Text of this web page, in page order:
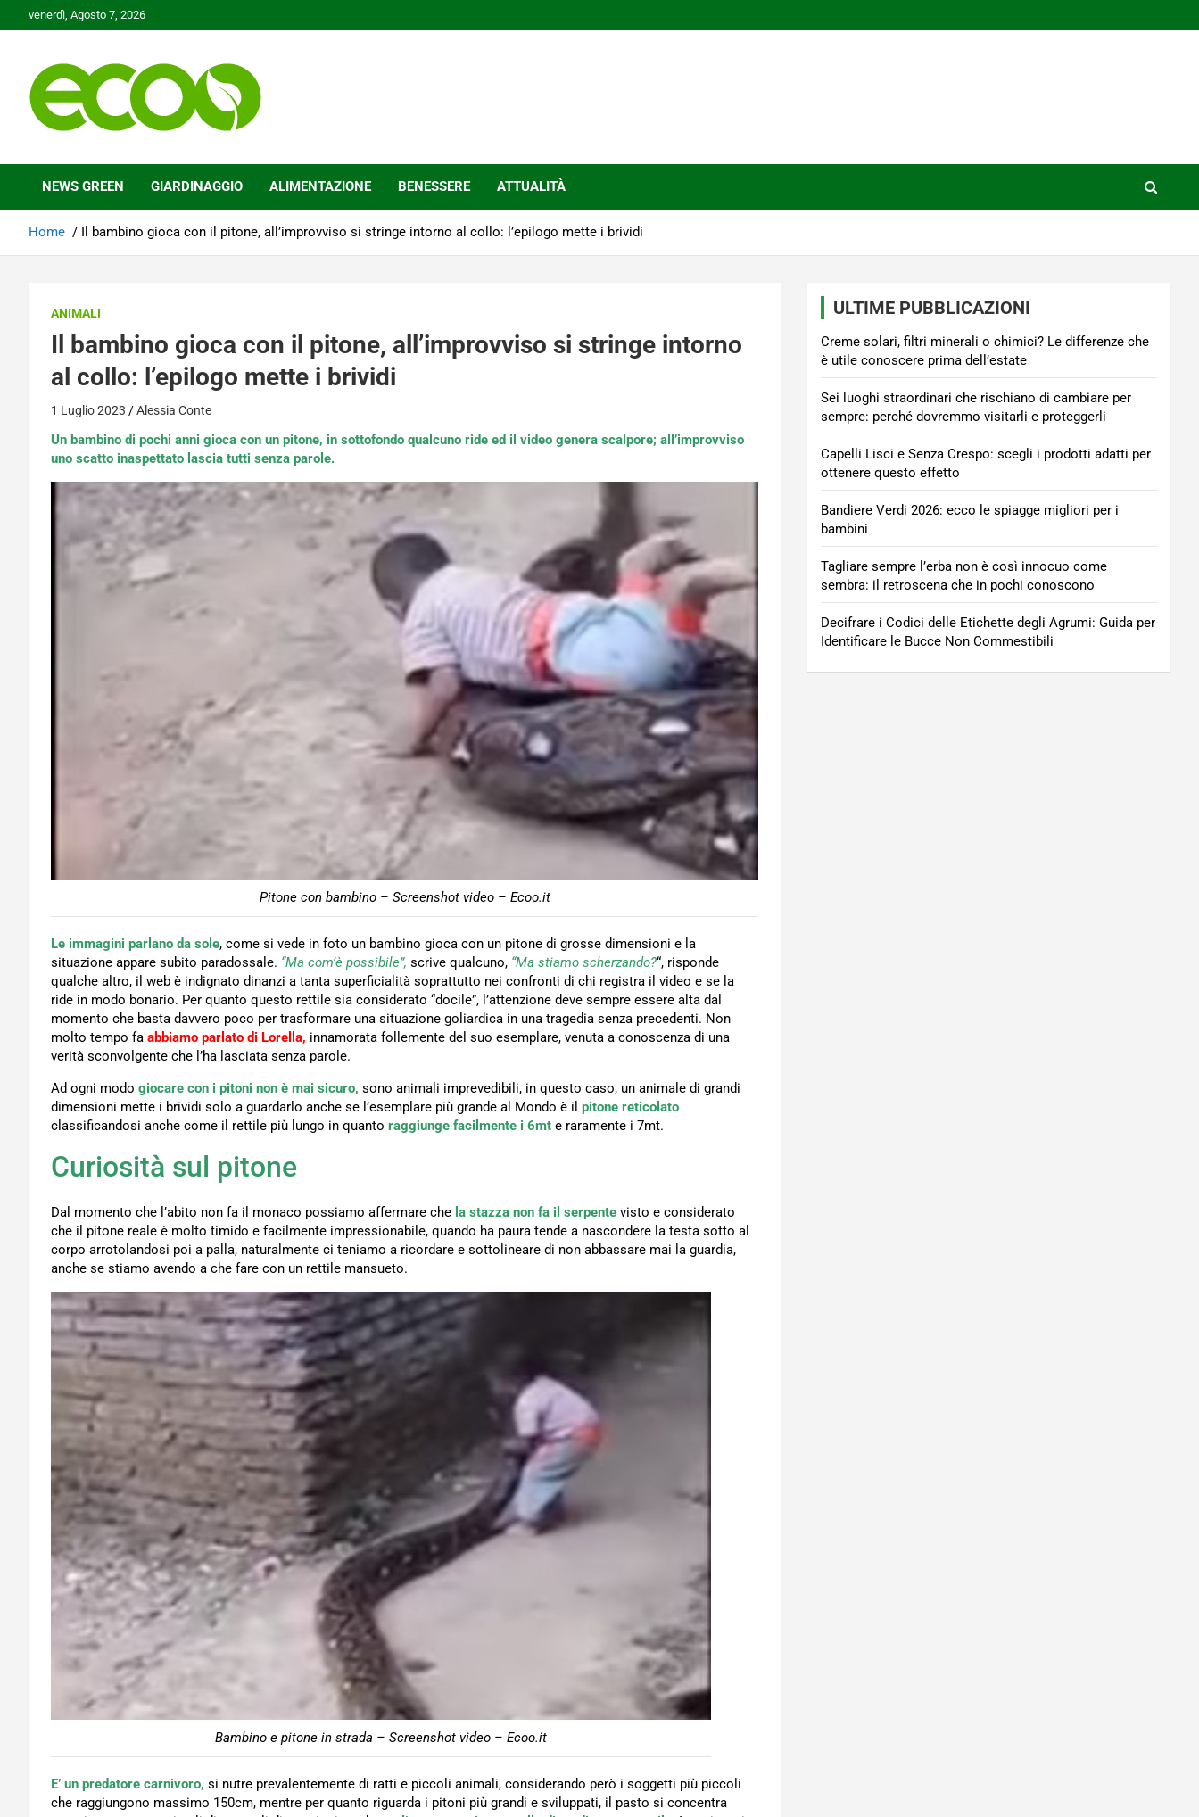
to
venerdì, Agosto 7, 2026
Ecoo.it
NEWS GREEN GIARDINAGGIO ALIMENTAZIONE BENESSERE ATTUALITÀ
Home Il bambino gioca con il pitone, all’improvviso si stringe intorno al collo: l’epilogo mette i brividi
ANIMALI
Il bambino gioca con il pitone, all’improvviso si stringe intorno
al collo: l’epilogo mette i brividi
1 Luglio 2023 Alessia Conte
Un bambino di pochi anni gioca con un pitone, in sottofondo qualcuno ride ed il video genera scalpore; all’improvviso
uno scatto inaspettato lascia tutti senza parole.
Pitone con bambino – Screenshot video – Ecoo.it
Le immagini parlano da sole, come si vede in foto un bambino gioca con un pitone di grosse dimensioni e la
situazione appare subito paradossale. “Ma com’è possibile”, scrive qualcuno, “Ma stiamo scherzando?“, risponde
qualche altro, il web è indignato dinanzi a tanta superficialità soprattutto nei confronti di chi registra il video e se la
ride in modo bonario. Per quanto questo rettile sia considerato “docile”, l’attenzione deve sempre essere alta dal
momento che basta davvero poco per trasformare una situazione goliardica in una tragedia senza precedenti. Non
molto tempo fa abbiamo parlato di Lorella, innamorata follemente del suo esemplare, venuta a conoscenza di una
verità sconvolgente che l’ha lasciata senza parole.
Ad ogni modo giocare con i pitoni non è mai sicuro, sono animali imprevedibili, in questo caso, un animale di grandi
dimensioni mette i brividi solo a guardarlo anche se l’esemplare più grande al Mondo è il pitone reticolato
classificandosi anche come il rettile più lungo in quanto raggiunge facilmente i 6mt e raramente i 7mt.
Curiosità sul pitone
Dal momento che l’abito non fa il monaco possiamo affermare che la stazza non fa il serpente visto e considerato
che il pitone reale è molto timido e facilmente impressionabile, quando ha paura tende a nascondere la testa sotto al
corpo arrotolandosi poi a palla, naturalmente ci teniamo a ricordare e sottolineare di non abbassare mai la guardia,
anche se stiamo avendo a che fare con un rettile mansueto.
Bambino e pitone in strada – Screenshot video – Ecoo.it
E’ un predatore carnivoro, si nutre prevalentemente di ratti e piccoli animali, considerando però i soggetti più piccoli
che raggiungono massimo 150cm, mentre per quanto riguarda i pitoni più grandi e sviluppati, il pasto si concentra
ULTIME PUBBLICAZIONI
Creme solari, filtri minerali o chimici? Le differenze che
è utile conoscere prima dell’estate
Sei luoghi straordinari che rischiano di cambiare per
sempre: perché dovremmo visitarli e proteggerli
Capelli Lisci e Senza Crespo: scegli i prodotti adatti per
ottenere questo effetto
Bandiere Verdi 2026: ecco le spiagge migliori per i
bambini
Tagliare sempre l’erba non è così innocuo come
sembra: il retroscena che in pochi conoscono
Decifrare i Codici delle Etichette degli Agrumi: Guida per
Identificare le Bucce Non Commestibili